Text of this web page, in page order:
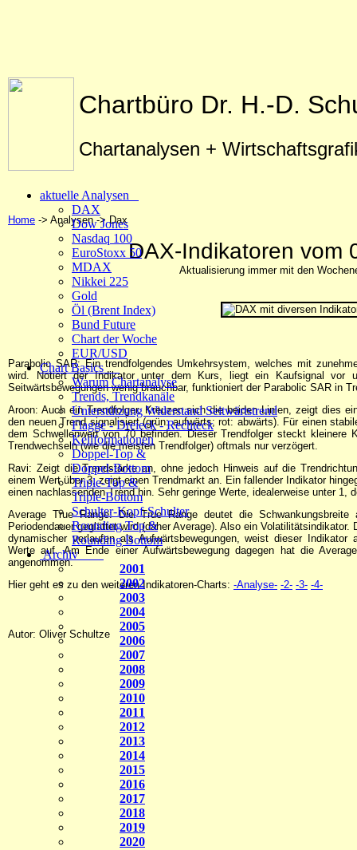
Chartbüro Dr. H.-D.
Chartanalysen +
aktuelle Analysen
DAX
Dow Jones
Nasdaq 100
EuroStoxx 50
MDAX
Nikkei 225
Gold
Öl (Brent Index)
Bund Future
Chart der Woche
EUR/USD
Chart Basics
Warum Chartanalyse
Trends, Trendkanäle
Unterstützung Widerstand Seitwärtstrend
Flagge - Dreieck - Rechteck
Keilformationen
Doppel-Top &
Doppel-Bottom
Triple-Top &
Triple-Bottom
Schulter-Kopf-Schulter
Rounding Top &
Rounding Bottom
Archiv
2001
2002
2003
2004
2005
2006
2007
2008
2009
2010
2011
2012
2013
2014
2015
2016
2017
2018
2019
2020
Home -> Analysen -> Dax
DAX-Indikatoren vom
Aktualisierung immer mit den
Parabolic SAR: Ein trendfolgendes Umkehrsystem, welches mit
wird. Notiert der Indikator unter dem Kurs, liegt ein Kaufsignal vor
Seitwärtsbewegungen wenig brauchbar, funktioniert der Parabolic SAR in
Aroon: Auch ein Trendfolger. Kreuzen sich die beiden Linien, zeigt dies
den neuen Trend signalisiert (grün: aufwärts; rot: abwärts). Für einen
dem Schwellenwert von 70 befinden. Dieser Trendfolger steckt kleinere
Trendwechseln (wie die meisten Trendfolger) oftmals nur verzögert.
Ravi: Zeigt die Trendstärke an, ohne jedoch Hinweis auf die
einem Wert über 3, zeigt einen Trendmarkt an. Ein fallender Indikator
einen nachlassenden Trend hin. Sehr geringe Werte, idealerweise unter 1,
Average True Range: Die True Range deutet die
Periodendauer geglättet wird (daher Average). Also ein
dynamischer verlaufen als Aufwärtsbewegungen, weist dieser
Werte auf. Am Ende einer Aufwärtsbewegung dagegen hat die
angenommen.
Hier geht es zu den weiteren Indikatoren-Charts: -Analyse- -2- -3- -4-
Autor: Oliver Schultze